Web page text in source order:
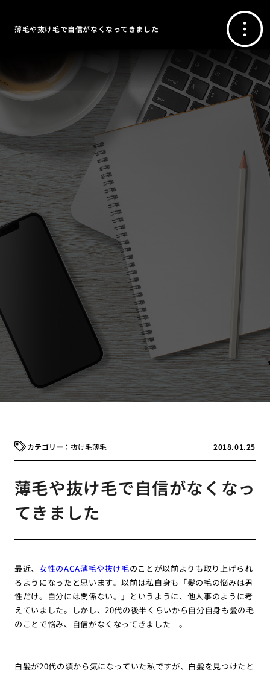
薄毛や抜け毛で自信がなくなってきました
2018.01.25
抜け毛薄毛
薄毛や抜け毛で自信がなくなっ
てきました
最近、 女性のAGA薄毛や抜け毛のことが以前よりも取り上げられ
るようになったと思います。以前は私自身も「髪の毛の悩みは男
性だけ。自分には関係ない。」というように、他人事のように考
えていました。しかし、20代の後半くらいから自分自身も髪の毛
のことで悩み、自信がなくなってきました…。
白髪が20代の頃から気になっていた私ですが、白髪を見つけたと